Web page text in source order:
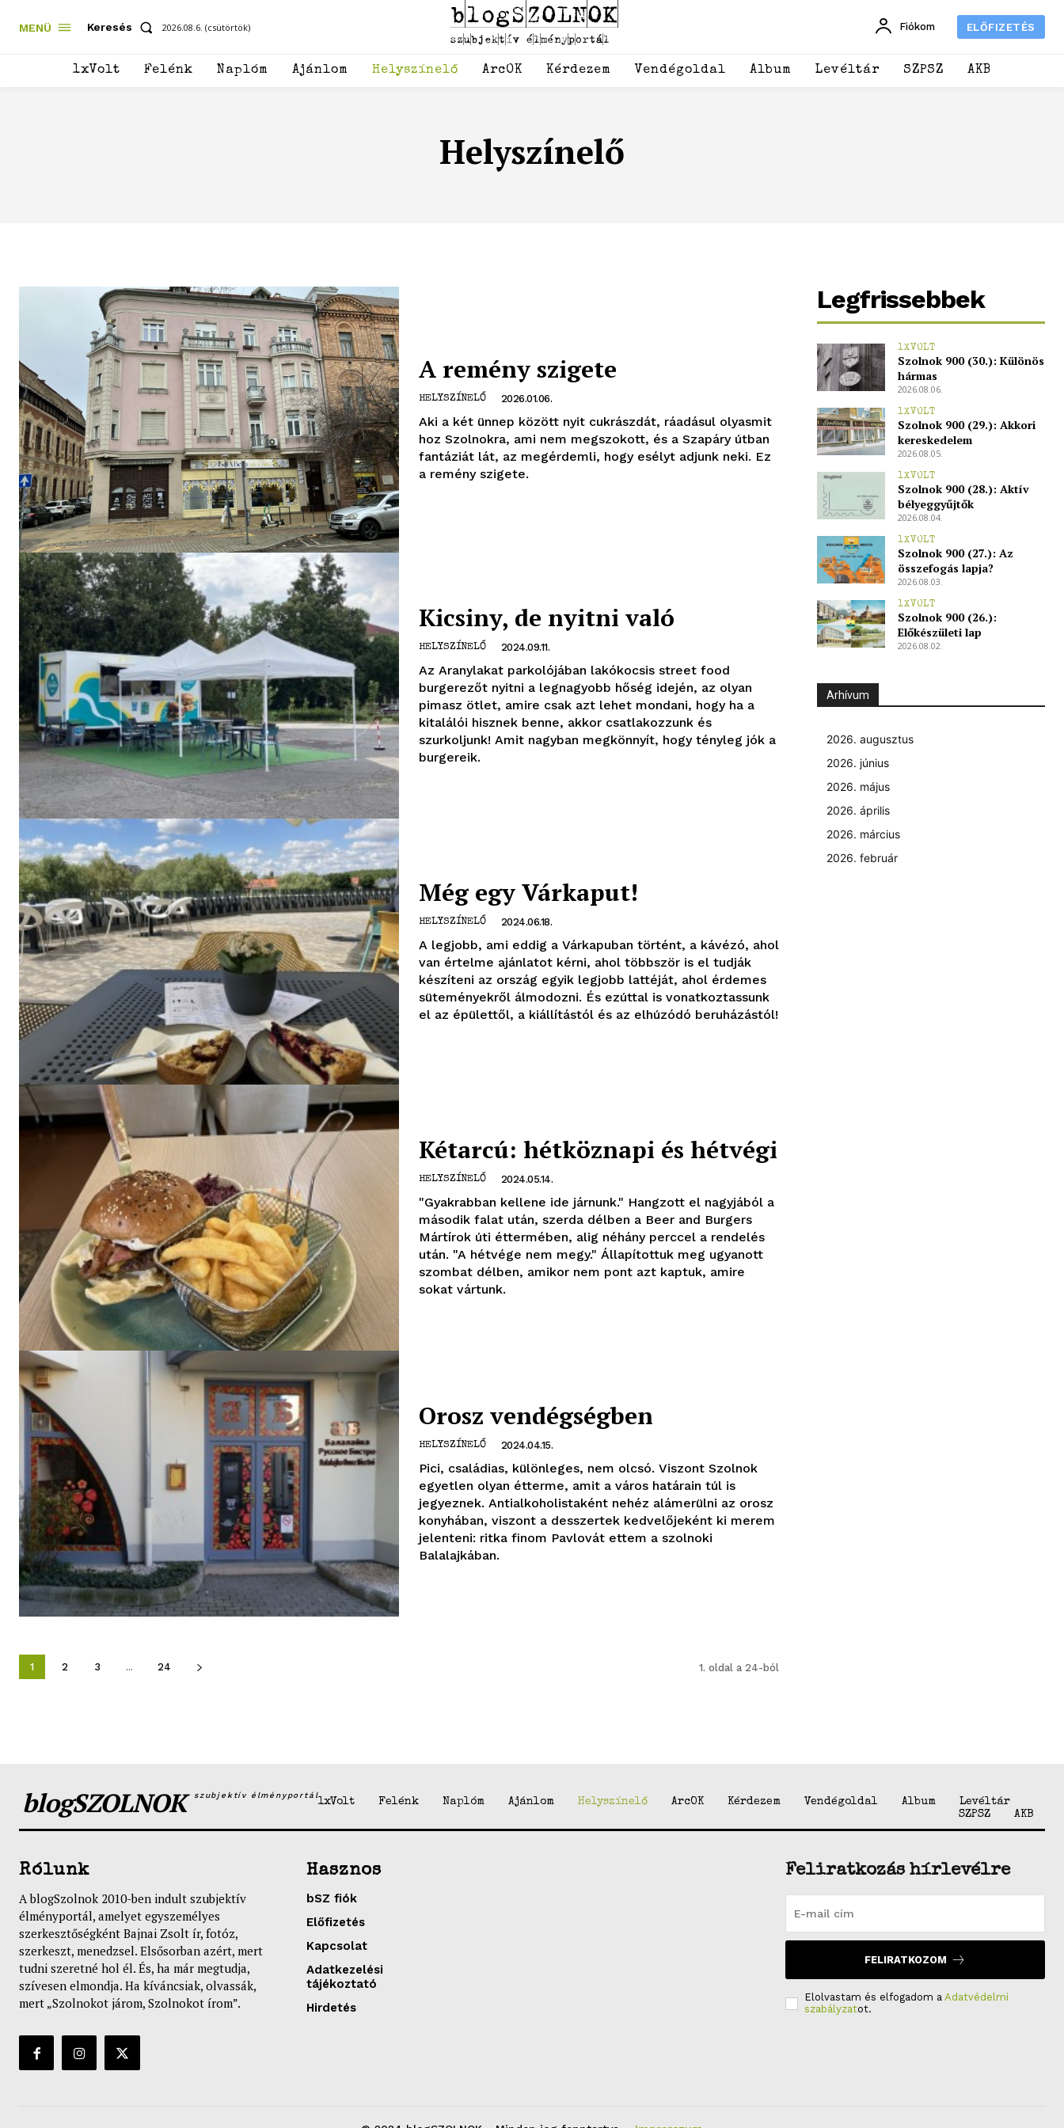
blogSZOLNOK
szubjektív
élményportál
ELŐFIZETÉS
Hasznos
Hirdetés
MENÜ Keresés 2026.08.6. (csütörtök) Fiókom ELŐFIZETÉS
1xVolt Felénk Naplóm Ajánlom Helyszínelő ArcOK Kérdezem Vendégoldal Album Levéltár SZPSZ AKB
Helyszínelő
A remény szigete
HELYSZÍNELŐ 2026.01.06.
Aki a két ünnep között nyit cukrászdát, ráadásul olyasmit
hoz Szolnokra, ami nem megszokott, és a Szapáry útban
fantáziát lát, az megérdemli, hogy esélyt adjunk neki. Ez
a remény szigete.
Kicsiny, de nyitni való
HELYSZÍNELŐ 2024.09.11.
Az Aranylakat parkolójában lakókocsis street food
burgerezőt nyitni a legnagyobb hőség idején, az olyan
pimasz ötlet, amire csak azt lehet mondani, hogy ha a
kitalálói hisznek benne, akkor csatlakozzunk és
szurkoljunk! Amit nagyban megkönnyít, hogy tényleg jók a
burgereik.
Még egy Várkaput!
HELYSZÍNELŐ 2024.06.18.
A legjobb, ami eddig a Várkapuban történt, a kávézó, ahol
van értelme ajánlatot kérni, ahol többször is el tudják
készíteni az ország egyik legjobb lattéját, ahol érdemes
süteményekről álmodozni. És ezúttal is vonatkoztassunk
el az épülettől, a kiállítástól és az elhúzódó beruházástól!
Kétarcú: hétköznapi és hétvégi
HELYSZÍNELŐ 2024.05.14.
"Gyakrabban kellene ide járnunk." Hangzott el nagyjából a
második falat után, szerda délben a Beer and Burgers
Mártírok úti éttermében, alig néhány perccel a rendelés
után. "A hétvége nem megy." Állapítottuk meg ugyanott
szombat délben, amikor nem pont azt kaptuk, amire
sokat vártunk.
Orosz vendégségben
HELYSZÍNELŐ 2024.04.15.
Pici, családias, különleges, nem olcsó. Viszont Szolnok
egyetlen olyan étterme, amit a város határain túl is
jegyeznek. Antialkoholistaként nehéz alámerülni az orosz
konyhában, viszont a desszertek kedvelőjeként ki merem
jelenteni: ritka finom Pavlovát ettem a szolnoki
Balalajkában.
1 2 3 ... 24 1. oldal a 24-ból
Legfrissebbek
1XVOLT
Szolnok 900 (30.): Különös
hármas
2026.08.06.
1XVOLT
Szolnok 900 (29.): Akkori
kereskedelem
2026.08.05.
1XVOLT
Szolnok 900 (28.): Aktív
bélyeggyűjtők
2026.08.04.
1XVOLT
Szolnok 900 (27.): Az
összefogás lapja?
2026.08.03.
1XVOLT
Szolnok 900 (26.):
Előkészületi lap
2026.08.02.
Arhívum
2026. augusztus
2026. június
2026. május
2026. április
2026. március
2026. február
blogSZOLNOK szubjektív élményportál
1xVolt Felénk Naplóm Ajánlom Helyszínelő ArcOK Kérdezem Vendégoldal Album
Levéltár
SZPSZ
AKB
Rólunk
A blogSzolnok 2010-ben indult szubjektív
élményportál, amelyet egyszemélyes
szerkesztőségként Bajnai Zsolt ír, fotóz,
szerkeszt, menedzsel. Elsősorban azért, mert
tudni szeretné hol él. És, ha már megtudja,
szívesen elmondja. Ha kíváncsiak, olvassák,
mert „Szolnokot járom, Szolnokot írom”.
Hasznos
bSZ fiók
Előfizetés
Kapcsolat
Adatkezelési
tájékoztató
Hirdetés
Feliratkozás hírlevélre
FELIRATKOZOM
Elolvastam és elfogadom a Adatvédelmi
szabályzatot.